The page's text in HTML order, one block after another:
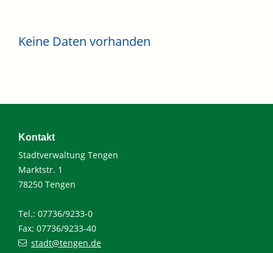
Keine Daten vorhanden
Kontakt
Stadtverwaltung Tengen
Marktstr. 1
78250 Tengen
Tel.: 07736/9233-0
Fax: 07736/9233-40
stadt@tengen.de